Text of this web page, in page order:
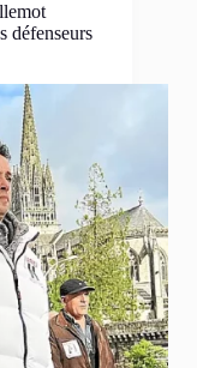
défenseurs